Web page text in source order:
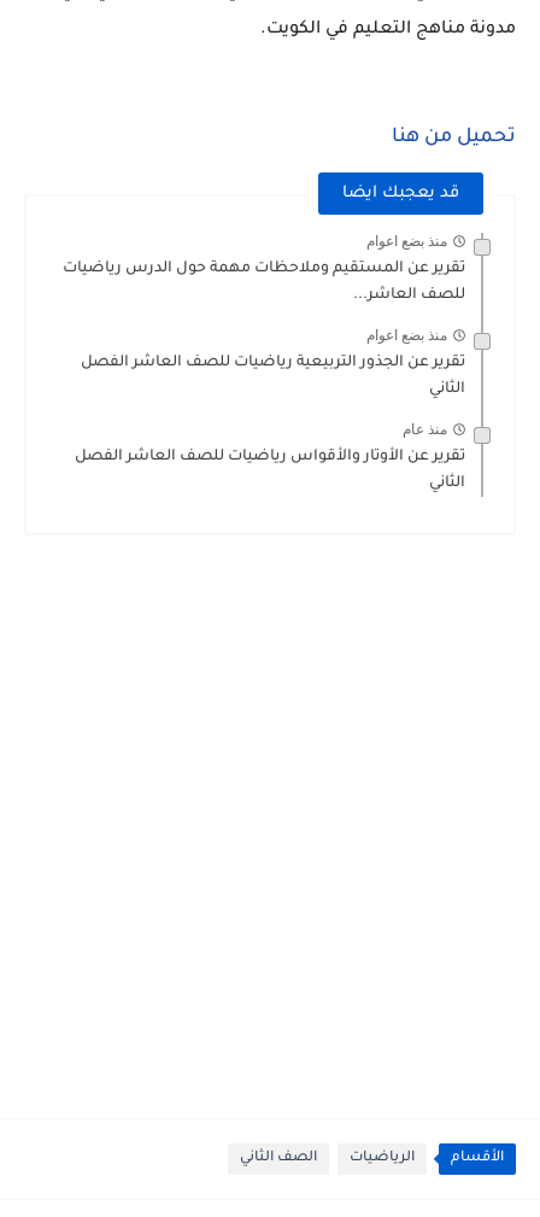
مدونة مناهج التعليم في الكويت.
تحميل من هنا
قد يعجبك ايضا
منذ بضع اعوام
تقرير عن المستقيم وملاحظات مهمة حول الدرس رياضيات
للصف العاشر...
منذ بضع اعوام
تقرير عن الجذور التربيعية رياضيات للصف العاشر الفصل
الثاني
منذ عام
تقرير عن الأوتار والأقواس رياضيات للصف العاشر الفصل
الثاني
الأقسام الرياضيات الصف الثاني